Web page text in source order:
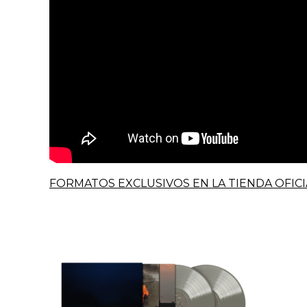
FORMATOS EXCLUSIVOS EN LA TIENDA